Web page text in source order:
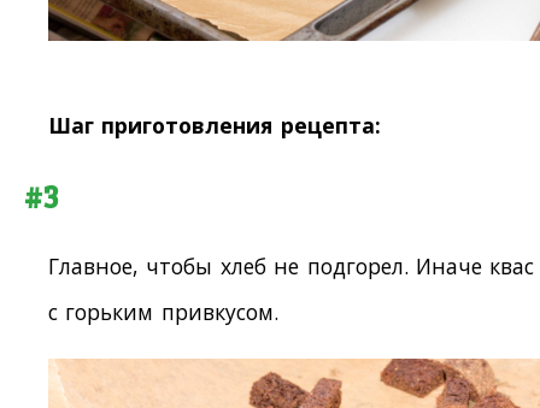
Шаг приготовления рецепта:
#3
Главное, чтобы хлеб не подгорел. Иначе квас
с горьким привкусом.